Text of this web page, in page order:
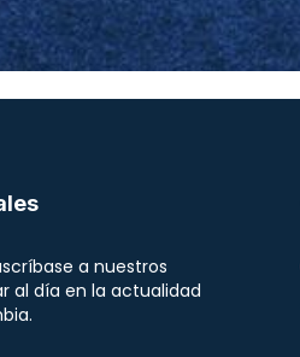
a nuestros
al día en la actualidad